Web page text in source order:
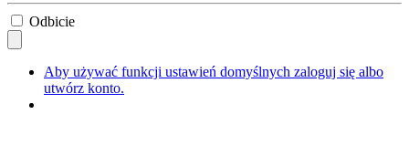
Odbicie
Aby używać funkcji ustawień domyślnych zaloguj się albo
utwórz konto.